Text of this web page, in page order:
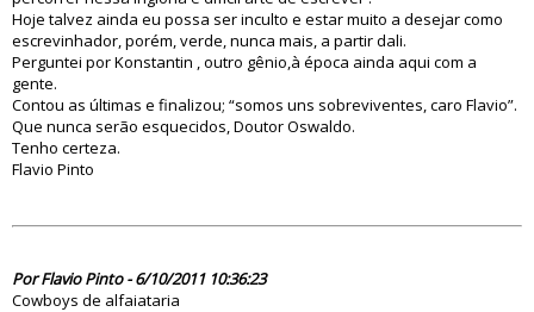
Hoje talvez ainda eu possa ser inculto e estar muito a desejar como
escrevinhador, porém, verde, nunca mais, a partir dali.
Perguntei por Konstantin , outro gênio,à época ainda aqui com a
gente.
Contou as últimas e finalizou; “somos uns sobreviventes, caro Flavio”.
Que nunca serão esquecidos, Doutor Oswaldo.
Tenho certeza.
Flavio Pinto
Por Flavio Pinto - 6/10/2011 10:36:23
Cowboys de alfaiataria